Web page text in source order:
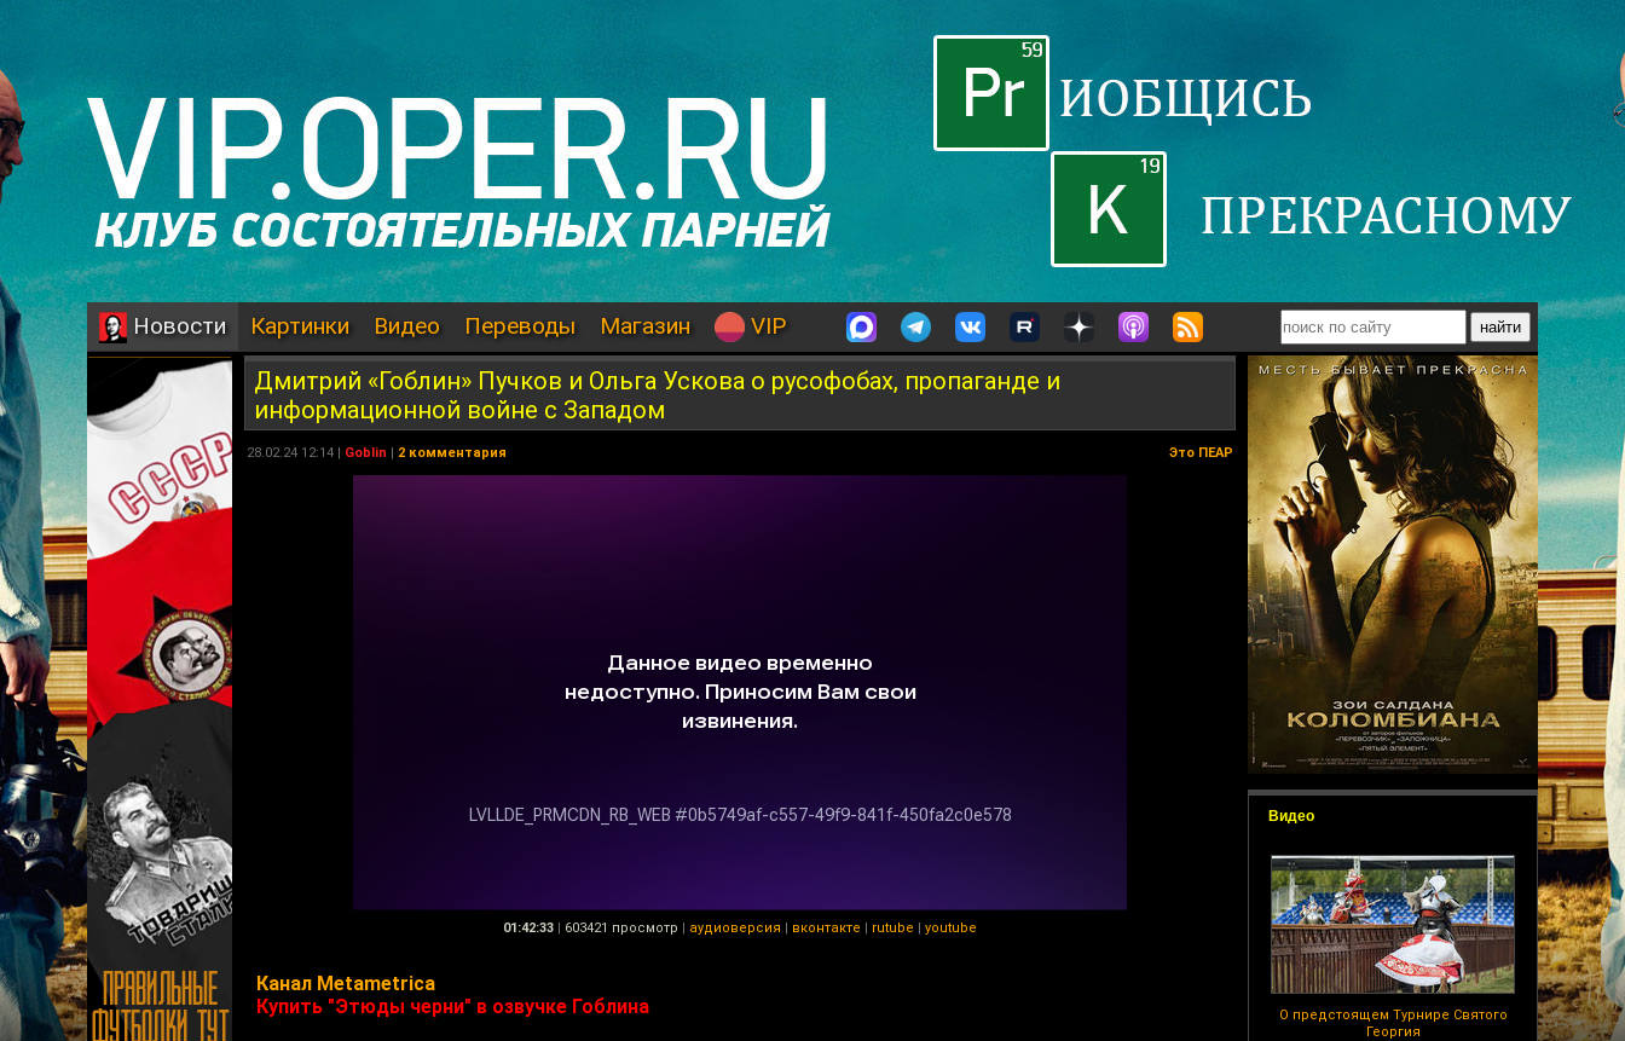
Новости Картинки Видео Переводы Магазин VIP
Видео
О предстоящем Турнире Святого
Георгия
Дмитрий «Гоблин» Пучков и Ольга Ускова о русофобах, пропаганде и
информационной войне с Западом
28.02.24 12:14 | Goblin | 2 комментария Это ПЕАР
01:42:33 | 603421 просмотр | аудиоверсия | вконтакте | rutube | youtube
Канал Metametrica
Купить "Этюды черни" в озвучке Гоблина